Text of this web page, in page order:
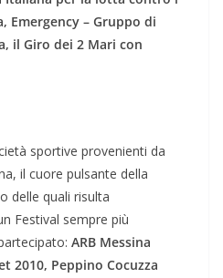
Emergency – Gruppo di
il Giro dei 2 Mari con
sportive provenienti da
il cuore pulsante della
delle quali risulta
Festival sempre più
ARB Messina
2010, Peppino Cocuzza